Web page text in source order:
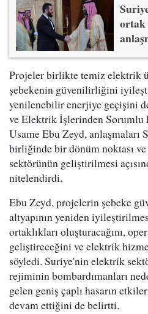
ortak
Projeler birlikte temiz elektrik
şebekenin güvenilirliğini
yenilenebilir enerjiye geçişini
ve Elektrik İşlerinden Sorumlu
Usame Ebu Zeyd, anlaşmaları
birliğinde bir dönüm noktası
sektörünün geliştirilmesi
nitelendirdi.
Ebu Zeyd, projelerin şebeke
altyapının yeniden
ortaklıkları oluşturacağını,
geliştireceğini ve elektrik
söyledi. Suriye'nin elektrik
rejiminin bombardımanları
gelen geniş çaplı hasarın
devam ettiğini de belirtti.